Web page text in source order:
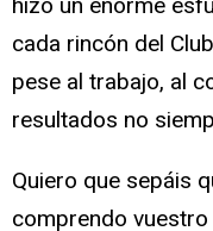
hizo un enorme
cada rincón del
pese al trabajo, al
resultados no
Quiero que sepáis
comprendo